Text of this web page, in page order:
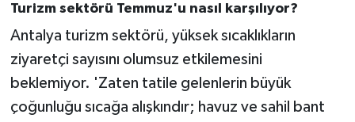
Turizm sektörü Temmuz'u nasıl karşılıyor?
Antalya turizm sektörü, yüksek sıcaklıkların
ziyaretçi sayısını olumsuz etkilemesini
beklemiyor. 'Zaten tatile gelenlerin büyük
çoğunluğu sıcağa alışkındır; havuz ve sahil bant